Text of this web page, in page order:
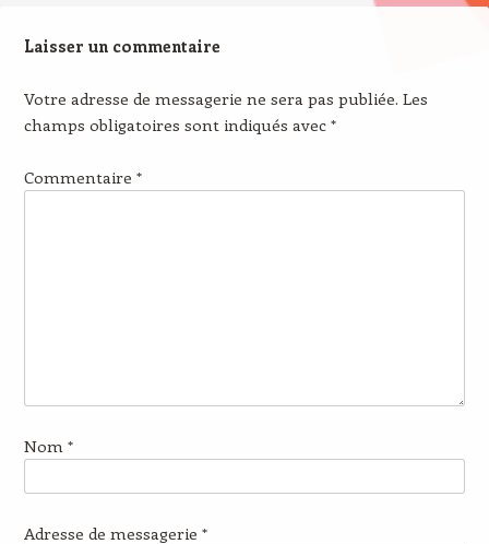
Laisser un commentaire
Votre adresse de messagerie ne sera pas publiée. Les
champs obligatoires sont indiqués avec *
Commentaire *
Nom *
Adresse de messagerie *